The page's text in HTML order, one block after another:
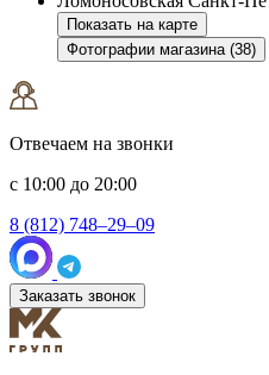
Показать на карте
Фотографии магазина (38)
Отвечаем на звонки
с 10:00 до 20:00
8 (812) 748–29–09
Заказать звонок